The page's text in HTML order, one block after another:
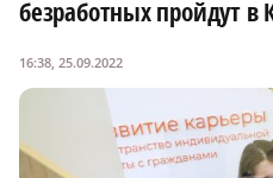
безработных пройдут в
16:38, 25.09.2022